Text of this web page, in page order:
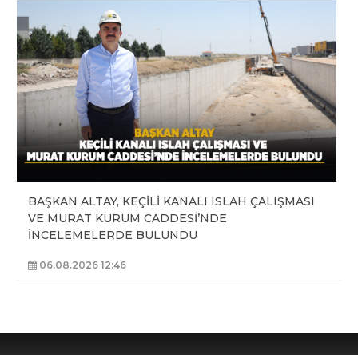
BAŞKAN ALTAY, KEÇİLİ KANALI ISLAH ÇALIŞMASI
VE MURAT KURUM CADDESİ’NDE
İNCELEMELERDE BULUNDU
06.08.2026 12:46